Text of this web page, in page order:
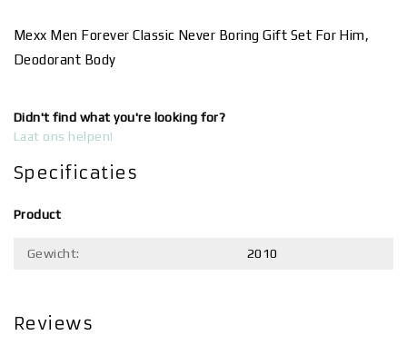
Mexx Men Forever Classic Never Boring Gift Set For Him,
Deodorant Body
Didn't find what you're looking for?
Laat ons helpen!
Specificaties
Product
Gewicht: 2010
Reviews